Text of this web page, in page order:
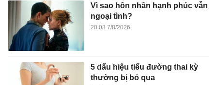
Vì sao hôn nhân hạnh phúc vẫn
ngoại tình?
20:03 7/8/2026
5 dấu hiệu tiểu đường thai kỳ
thường bị bỏ qua